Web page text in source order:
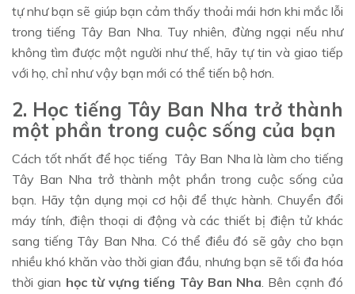
tự như bạn sẽ giúp bạn cảm thấy thoải mái hơn khi mắc lỗi
trong tiếng Tây Ban Nha. Tuy nhiên, đừng ngại nếu như
không tìm được một người như thế, hãy tự tin và giao tiếp
với họ, chỉ như vậy bạn mới có thể tiến bộ hơn.
2. Học tiếng Tây Ban Nha trở thành
một phần trong cuộc sống của bạn
Cách tốt nhất để học tiếng Tây Ban Nha là làm cho tiếng
Tây Ban Nha trở thành một phần trong cuộc sống của
bạn. Hãy tận dụng mọi cơ hội để thực hành. Chuyển đổi
máy tính, điện thoại di động và các thiết bị điện tử khác
sang tiếng Tây Ban Nha. Có thể điều đó sẽ gây cho bạn
nhiều khó khăn vào thời gian đầu, nhưng bạn sẽ tối đa hóa
thời gian học từ vựng tiếng Tây Ban Nha. Bên cạnh đó